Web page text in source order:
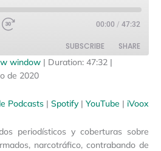
00:00 / 47:32
SUBSCRIBE SHARE
YouTube
window | Duration: 47:32 |
de 2020
Podcasts | Spotify| YouTube | iVoox
periodísticos y coberturas sobre
narcotráfico, contrabando de